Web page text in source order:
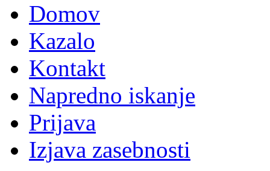
Domov
Kazalo
Kontakt
Napredno iskanje
Prijava
Izjava zasebnosti